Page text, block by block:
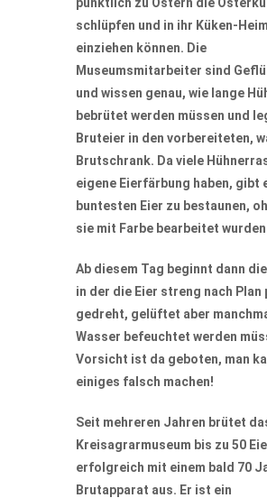
schlüpfen und in ihr Küken-Heim
einziehen können. Die
Museumsmitarbeiter sind
und wissen genau, wie lange
bebrütet werden müssen und
Bruteier in den vorbereiteten,
Brutschrank. Da viele
eigene Eierfärbung haben, gibt
buntesten Eier zu bestaunen,
sie mit Farbe bearbeitet
Ab diesem Tag beginnt dann
in der die Eier streng nach Plan
gedreht, gelüftet aber
Wasser befeuchtet werden
Vorsicht ist da geboten, man
einiges falsch machen!
Seit mehreren Jahren brütet
Kreisagrarmuseum bis zu 50
erfolgreich mit einem bald 70
Brutapparat aus. Er ist ein